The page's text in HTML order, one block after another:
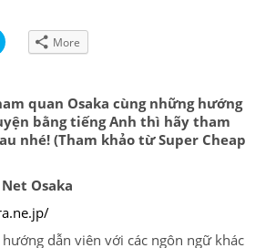
Click
to
in
new
window)
More
quan Osaka cùng những hướng
bằng tiếng Anh thì hãy tham
nhé! (Tham khảo từ Super Cheap
Osaka
hướng dẫn viên với các ngôn ngữ khác